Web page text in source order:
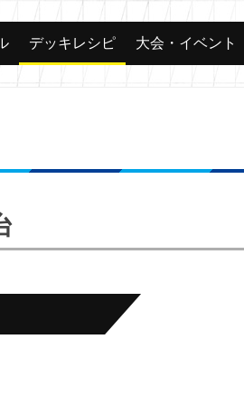
カード 大会
デッキレシピ 大会・イベント